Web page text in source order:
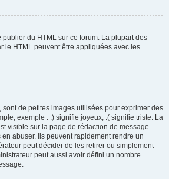
publier du HTML sur ce forum. La plupart des
le HTML peuvent être appliquées avec les
sont de petites images utilisées pour exprimer des
exemple : :) signifie joyeux, :( signifie triste. La
visible sur la page de rédaction de message.
abuser. Ils peuvent rapidement rendre un
peut décider de les retirer ou simplement
peut aussi avoir défini un nombre